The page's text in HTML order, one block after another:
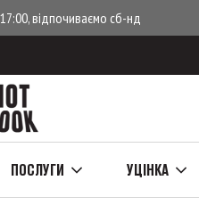
відпочиваємо сб-нд
ПОСЛУГИ УЦІНКА